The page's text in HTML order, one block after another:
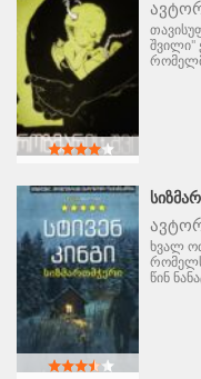
შვილი"
ხვალ
წინ